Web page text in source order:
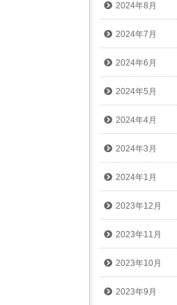
2024年8月
2024年7月
2024年6月
2024年5月
2024年4月
2024年3月
2024年1月
2023年12月
2023年11月
2023年10月
2023年9月